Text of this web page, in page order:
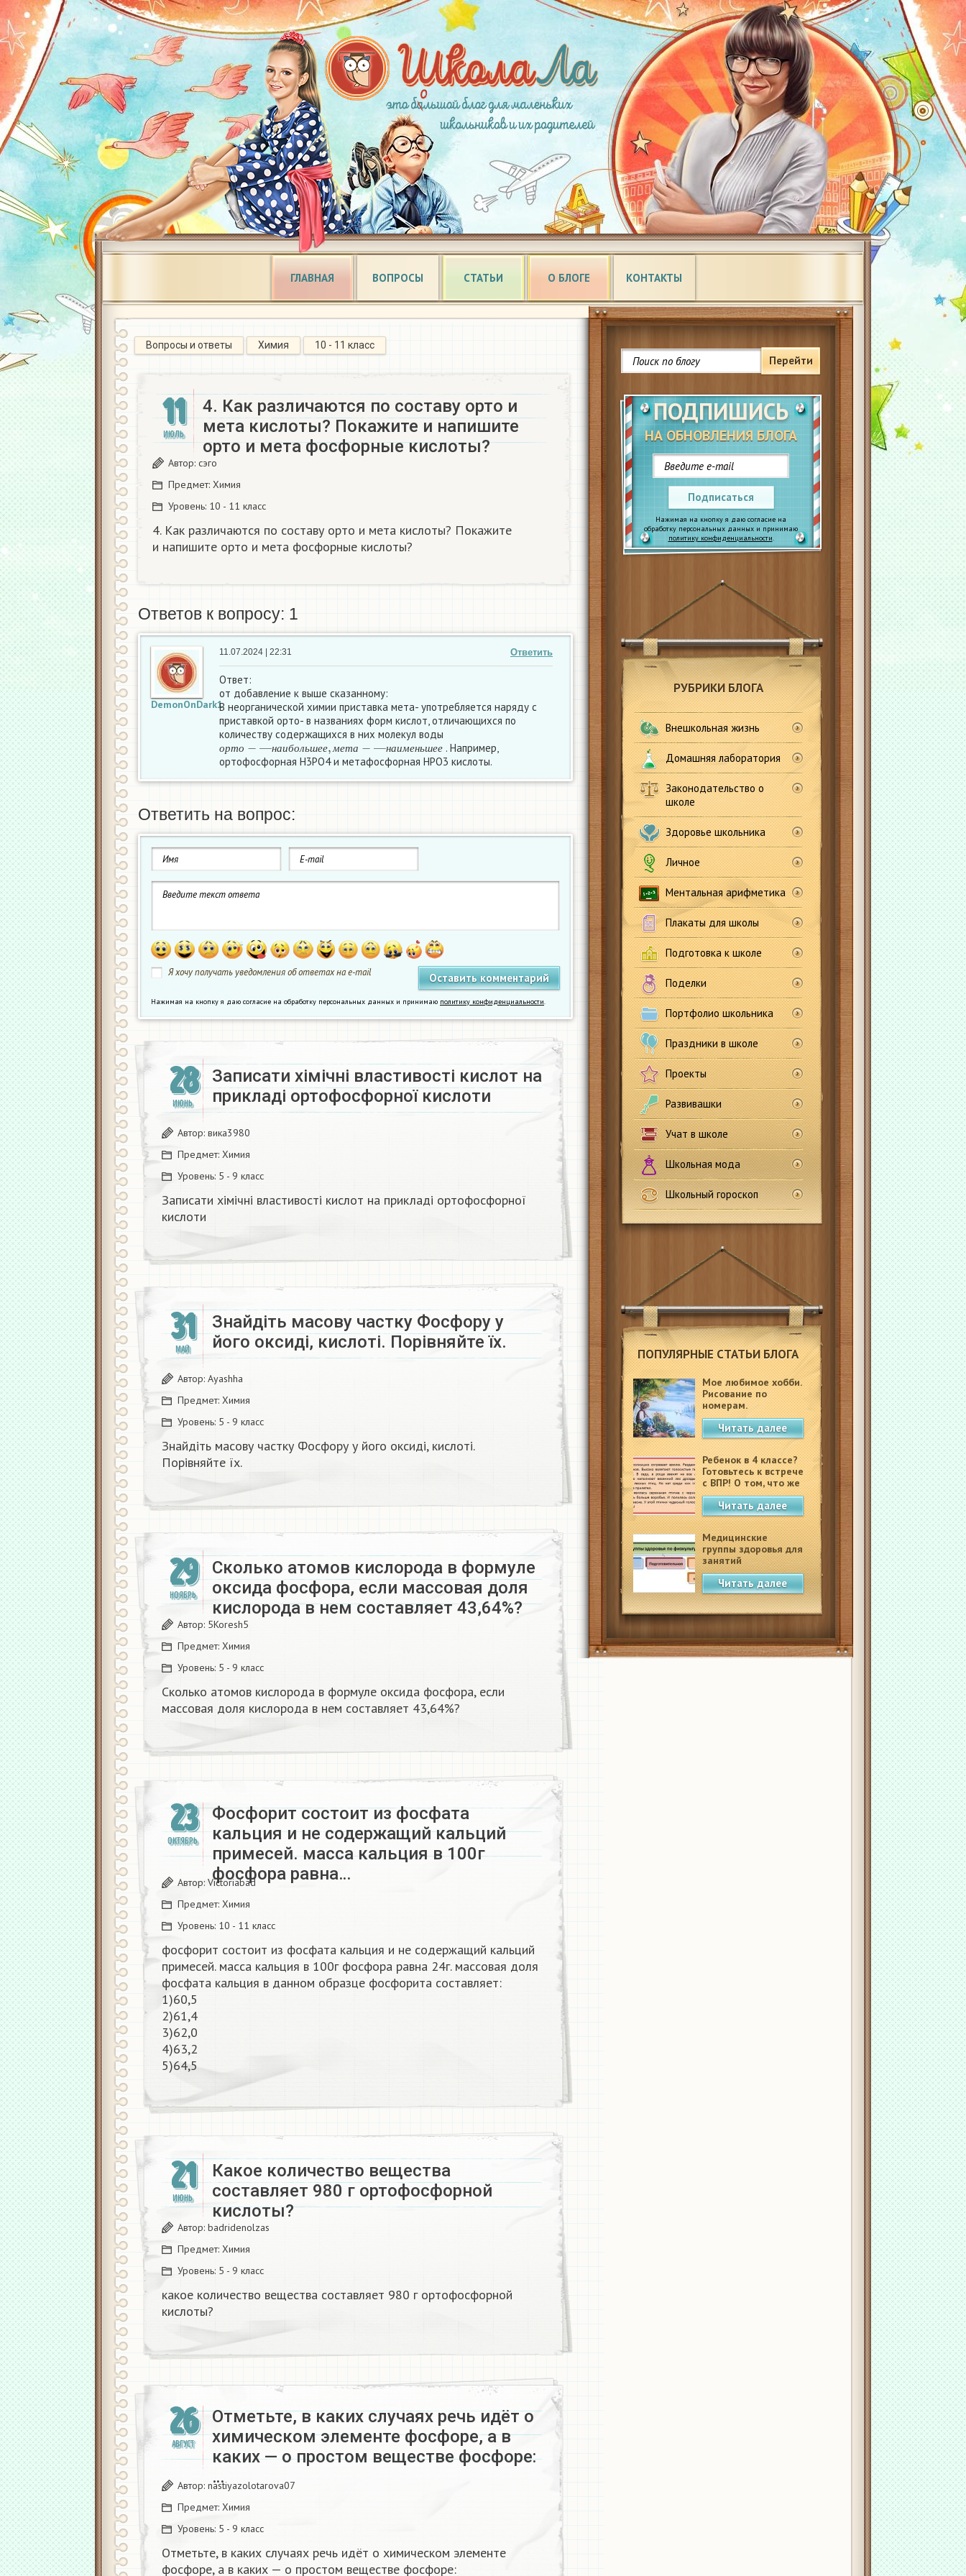
ГЛАВНАЯ ВОПРОСЫ СТАТЬИ О БЛОГЕ КОНТАКТЫ
Перейти
ПОДПИШИСЬ
НА ОБНОВЛЕНИЯ БЛОГА
Подписаться
Нажимая на кнопку я даю согласие на
обработку персональных данных и принимаю
политику конфиденциальности.
РУБРИКИ БЛОГА
Внешкольная жизнь
Домашняя лаборатория
Законодательство о
школе
Здоровье школьника
Личное
Ментальная арифметика
Плакаты для школы
Подготовка к школе
Поделки
Портфолио школьника
Праздники в школе
Проекты
Развивашки
Учат в школе
Школьная мода
Школьный гороскоп
ПОПУЛЯРНЫЕ СТАТЬИ БЛОГА
Мое любимое хобби.
Рисование по
номерам.
Читать далее
Ребенок в 4 классе?
Готовьтесь к встрече
с ВПР! О том, что же
это такое.
Читать далее
Медицинские
группы здоровья для
занятий
физкультурой в
школеЧитать далее
Вопросы и ответы Химия 10 - 11 класс
11
ИЮЛЬ
4. Как различаются по составу орто и
мета кислоты? Покажите и напишите
орто и мета фосфорные кислоты?​
Автор: сэго
Предмет: Химия
Уровень: 10 - 11 класс
4. Как различаются по составу орто и мета кислоты? Покажите
и напишите орто и мета фосфорные кислоты?​
Ответов к вопросу: 1
DemonOnDark1
Ответить
11.07.2024 | 22:31
Ответ:
от добавление к выше сказанному:
В неорганической химии приставка мета- употребляется наряду с
приставкой орто- в названиях форм кислот, отличающихся по
количеству содержащихся в них молекул воды
орто−—на ибольшее,мета −—наименьшее. Например,
ортофосфорная Н3РО4 и метафосфорная НРО3 кислоты.
Ответить на вопрос:
Я хочу получать уведомления об ответах на e-mail
Нажимая на кнопку я даю согласие на обработку персональных данных и принимаю политику конфиденциальности.
28
ИЮНЬ
Записати хімічні властивості кислот на
прикладі ортофосфорної кислоти
Автор: вика3980
Предмет: Химия
Уровень: 5 - 9 класс
Записати хімічні властивості кислот на прикладі ортофосфорної
кислоти
31
МАЙ
Знайдіть масову частку Фосфору у
його оксиді, кислоті. Порівняйте їх.​
Автор: Ayashha
Предмет: Химия
Уровень: 5 - 9 класс
Знайдіть масову частку Фосфору у його оксиді, кислоті.
Порівняйте їх.​
29
НОЯБРЬ
Сколько атомов кислорода в формуле
оксида фосфора, если массовая доля
кислорода в нем составляет 43,64%?
Автор: 5Koresh5
Предмет: Химия
Уровень: 5 - 9 класс
Сколько атомов кислорода в формуле оксида фосфора, если
массовая доля кислорода в нем составляет 43,64%?
23
ОКТЯБРЬ
Фосфорит состоит из фосфата
кальция и не содержащий кальций
примесей. масса кальция в 100г
фосфора равна…
Автор: Victoriabad
Предмет: Химия
Уровень: 10 - 11 класс
фосфорит состоит из фосфата кальция и не содержащий кальций
примесей. масса кальция в 100г фосфора равна 24г. массовая доля
фосфата кальция в данном образце фосфорита составляет:
1)60,5
2)61,4
3)62,0
4)63,2
5)64,5​
21
ИЮНЬ
Какое количество вещества
составляет 980 г ортофосфорной
кислоты?​
Автор: badridenolzas
Предмет: Химия
Уровень: 5 - 9 класс
какое количество вещества составляет 980 г ортофосфорной
кислоты?​
26
АВГУСТ
Отметьте, в каких случаях речь идёт о
химическом элементе фосфоре, а в
каких — о простом веществе фосфоре:
…
Автор: nastiyazolotarova07
Предмет: Химия
Уровень: 5 - 9 класс
Отметьте, в каких случаях речь идёт о химическом элементе
фосфоре, а в каких — о простом веществе фосфоре: